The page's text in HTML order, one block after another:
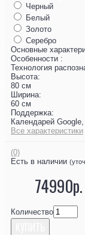
Черный
Белый
Золото
Серебро
Основные
Особенности :
Технология
Высота:
80 см
Ширина:
60 см
Поддержка:
Календарей
Все характеристики
(0)
Есть в наличии
74990р.
Количество